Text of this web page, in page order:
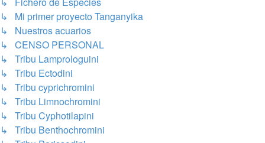
↳ Mi primer proyecto Tanganyika
↳ Nuestros acuarios
↳ CENSO PERSONAL
↳ Tribu Lamprologuini
↳ Tribu Ectodini
↳ Tribu cyprichromini
↳ Tribu Limnochromini
↳ Tribu Cyphotilapini
↳ Tribu Benthochromini